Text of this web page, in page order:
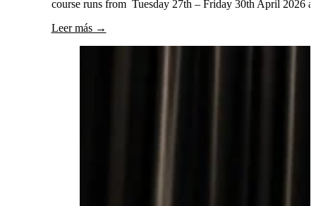
course runs from Tuesday 27th – Friday 30th April 2026
Leer más →